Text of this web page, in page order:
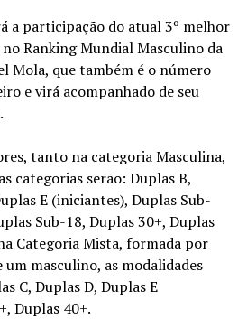
a participação do atual 3º melhor
Ranking Mundial Masculino da
Mola, que também é o número
e virá acompanhado de seu
tanto na categoria Masculina,
categorias serão: Duplas B,
E (iniciantes), Duplas Sub-
Sub-18, Duplas 30+, Duplas
Categoria Mista, formada por
masculino, as modalidades
C, Duplas D, Duplas E
Duplas 40+.